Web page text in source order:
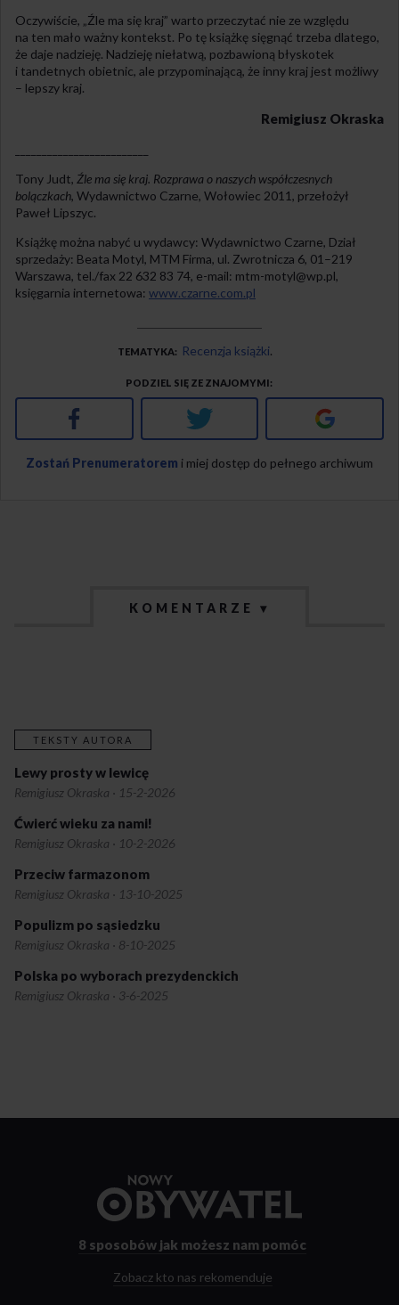
Oczywiście, „Źle ma się kraj” warto przeczytać nie ze względu
na ten mało ważny kontekst. Po tę książkę sięgnąć trzeba dlatego,
że daje nadzieję. Nadzieję niełatwą, pozbawioną błyskotek
i tandetnych obietnic, ale przypominającą, że inny kraj jest możliwy
– lepszy kraj.
Remigiusz Okraska
Tony Judt, Źle ma się kraj. Rozprawa o naszych współczesnych
bolączkach, Wydawnictwo Czarne, Wołowiec 2011, przełożył
Paweł Lipszyc.
Książkę można nabyć u wydawcy: Wydawnictwo Czarne, Dział
sprzedaży: Beata Motyl, MTM Firma, ul. Zwrotnicza 6, 01–219
Warszawa, tel./fax 22 632 83 74, e-mail: mtm-motyl@wp.pl,
księgarnia internetowa: www.czarne.com.pl
TEMATYKA Recenzja książki
PODZIEL SIĘ ZE ZNAJOMYMI
Facebook Twitter Google+
Zostań Prenumeratorem i miej dostęp do pełnego archiwum
KOMENTARZE ▾
TEKSTY AUTORA
Lewy prosty w lewicę
Remigiusz Okraska · 15-2-2026
Ćwierć wieku za nami!
Remigiusz Okraska · 10-2-2026
Przeciw farmazonom
Remigiusz Okraska · 13-10-2025
Populizm po sąsiedzku
Remigiusz Okraska · 8-10-2025
Polska po wyborach prezydenckich
Remigiusz Okraska · 3-6-2025
strony
8 sposobów jak możesz nam pomóc
Zobacz kto nas rekomenduje